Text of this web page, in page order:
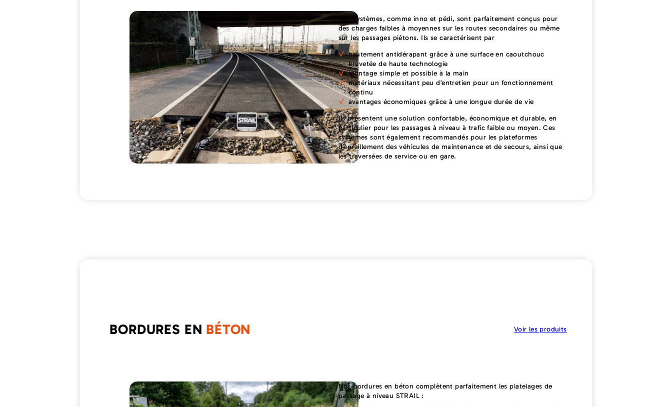
Nos systèmes, comme inno et pédi, sont parfaitement conçus pour
des charges faibles à moyennes sur les routes secondaires ou même
sur les passages piétons. Ils se caractérisent par
hautement antidérapant grâce à une surface en caoutchouc
brevetée de haute technologie
montage simple et possible à la main
matériaux nécessitant peu d’entretien pour un fonctionnement
continu
avantages économiques grâce à une longue durée de vie
Ils présentent une solution confortable, économique et durable, en
particulier pour les passages à niveau à trafic faible ou moyen. Ces
systèmes sont également recommandés pour les plateformes
d’enraillement des véhicules de maintenance et de secours, ainsi que
les traversées de service ou en gare.
BORDURES EN BÉTON Voir les produits
Nos bordures en béton complètent parfaitement les platelages de
passage à niveau STRAIL :